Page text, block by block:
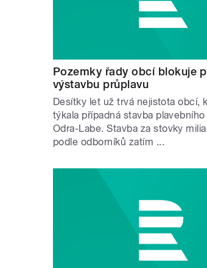
Pozemky řady obcí blokuje
výstavbu průplavu
Desítky let už trvá nejistota obcí,
týkala případná stavba
Odra-Labe. Stavba za stovky
podle odborníků zatím ...